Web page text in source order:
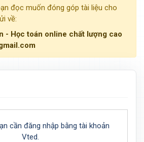
đọc muốn đóng góp tài liệu cho
về:
- Học toán online chất lượng cao
cần đăng nhập bằng tài khoản
Vted.